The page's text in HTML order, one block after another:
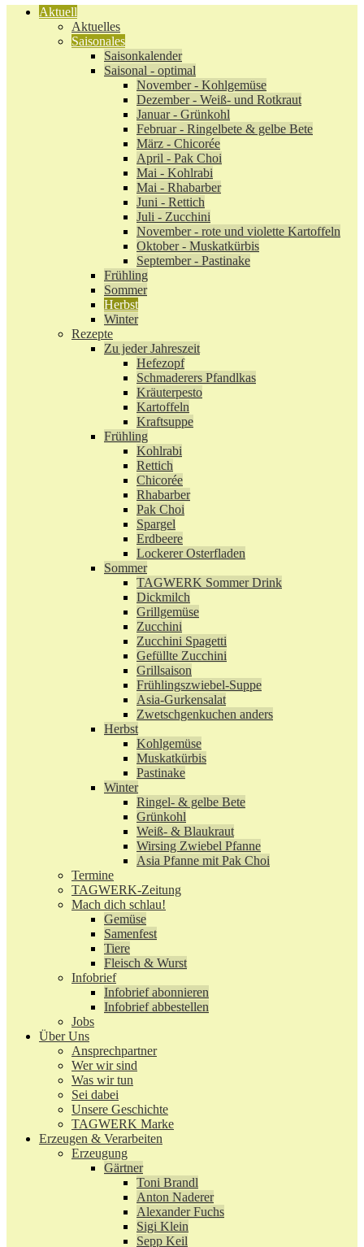
Aktuell
Aktuelles
Saisonales
Saisonkalender
Saisonal - optimal
November - Kohlgemüse
Dezember - Weiß- und Rotkraut
Januar - Grünkohl
Februar - Ringelbete & gelbe Bete
März - Chicorée
April - Pak Choi
Mai - Kohlrabi
Mai - Rhabarber
Juni - Rettich
Juli - Zucchini
November - rote und violette Kartoffeln
Oktober - Muskatkürbis
September - Pastinake
Frühling
Sommer
Herbst
Winter
Rezepte
Zu jeder Jahreszeit
Hefezopf
Schmaderers Pfandlkas
Kräuterpesto
Kartoffeln
Kraftsuppe
Frühling
Kohlrabi
Rettich
Chicorée
Rhabarber
Pak Choi
Spargel
Erdbeere
Lockerer Osterfladen
Sommer
TAGWERK Sommer Drink
Dickmilch
Grillgemüse
Zucchini
Zucchini Spagetti
Gefüllte Zucchini
Grillsaison
Frühlingszwiebel-Suppe
Asia-Gurkensalat
Zwetschgenkuchen anders
Herbst
Kohlgemüse
Muskatkürbis
Pastinake
Winter
Ringel- & gelbe Bete
Grünkohl
Weiß- & Blaukraut
Wirsing Zwiebel Pfanne
Asia Pfanne mit Pak Choi
Termine
TAGWERK-Zeitung
Mach dich schlau!
Gemüse
Samenfest
Tiere
Fleisch & Wurst
Infobrief
Infobrief abonnieren
Infobrief abbestellen
Jobs
Über Uns
Ansprechpartner
Wer wir sind
Was wir tun
Sei dabei
Unsere Geschichte
TAGWERK Marke
Erzeugen & Verarbeiten
Erzeugung
Gärtner
Toni Brandl
Anton Naderer
Alexander Fuchs
Sigi Klein
Sepp Keil